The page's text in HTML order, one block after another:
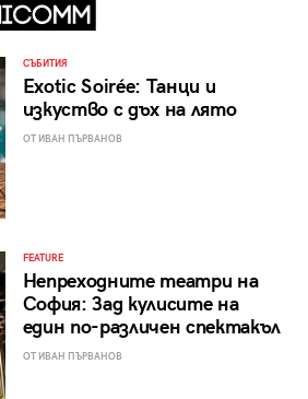
СЪБИТИЯ
Exotic Soirée: Танци и
изкуство с дъх на лято
ОТ ИВАН ПЪРВАНОВ
FEATURE
Непреходните театри на
София: Зад кулисите на
един по-различен спектакъл
ОТ ИВАН ПЪРВАНОВ